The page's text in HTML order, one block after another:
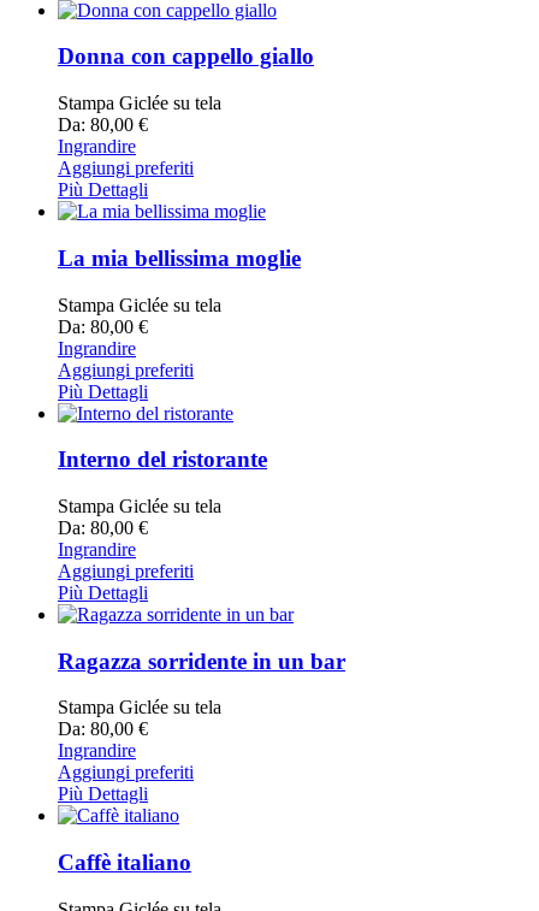
Donna con cappello giallo
Stampa Giclée su tela
Da: 80,00 €
Ingrandire
Aggiungi preferiti
Più Dettagli
La mia bellissima moglie
Stampa Giclée su tela
Da: 80,00 €
Ingrandire
Aggiungi preferiti
Più Dettagli
Interno del ristorante
Stampa Giclée su tela
Da: 80,00 €
Ingrandire
Aggiungi preferiti
Più Dettagli
Ragazza sorridente in un bar
Stampa Giclée su tela
Da: 80,00 €
Ingrandire
Aggiungi preferiti
Più Dettagli
Caffè italiano